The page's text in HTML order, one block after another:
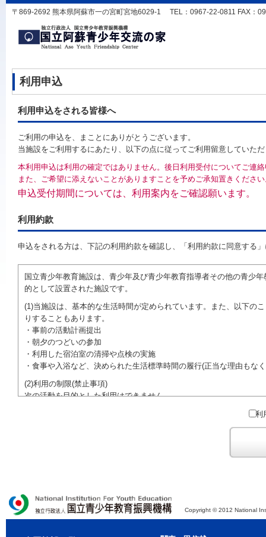
〒869-2692 熊本県阿蘇市一の宮町宮地6029-1 TEL：0967-22-0811 FAX：
利用申込
利用申込をされる皆様へ
ご利用の申込を、まことにありがとうございます。
当施設をご利用するにあたり、以下の点に従ってご利用留意していた
本利用申込は利用の確定ではありません。後日利用受付についてご連
また、ご希望に添えないことがありますことを予めご承知置きくださ
申込受付期間については、利用案内をご確認願います。
利用約款
申込をされる方は、下記の利用約款を確認し、「利用約款に同意する
国立青少年教育施設は、青少年及び青少年教育指導者その他の青少
的として設置された施設です。
(1)当施設は、基本的な生活時間が定められています。また、以下の
りすることもあります。
・事前の活動計画提出
・朝夕のつどいの参加
・利用した宿泊室の清掃や点検の実施
・食事や入浴など、決められた生活標準時間の履行(正当な理由も
(2)利用の制限(禁止事項)
次の活動を目的とした利用はできません。
●特定の政党を支持、またはこれに反対するための政治教育その他の
●特定の宗教を支持、またはこれに反対するための宗教教育その他
域での勧誘活動を行ったり、自らの団体の活動をアピールする活動等)
利
Copyright © 2012 National